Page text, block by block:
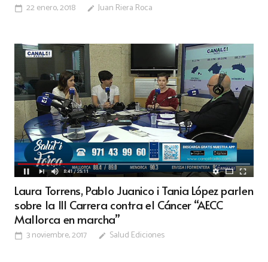
calendar_today 22 enero, 2018 edit Juan Riera Roca
Laura Torrens, Pablo Juanico i Tania López parlen
sobre la III Carrera contra el Cáncer “AECC
Mallorca en marcha”
calendar_today 3 noviembre, 2017 edit Salud Ediciones